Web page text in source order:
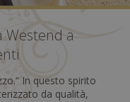
Westend a
In questo spirito
da qualità,